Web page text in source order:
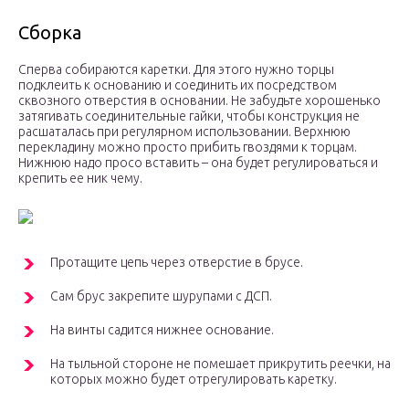
Сборка
Сперва собираются каретки. Для этого нужно торцы
подклеить к основанию и соединить их посредством
сквозного отверстия в основании. Не забудьте хорошенько
затягивать соединительные гайки, чтобы конструкция не
расшаталась при регулярном использовании. Верхнюю
перекладину можно просто прибить гвоздями к торцам.
Нижнюю надо просо вставить – она будет регулироваться и
крепить ее ник чему.
Протащите цепь через отверстие в брусе.
Сам брус закрепите шурупами с ДСП.
На винты садится нижнее основание.
На тыльной стороне не помешает прикрутить реечки, на
которых можно будет отрегулировать каретку.